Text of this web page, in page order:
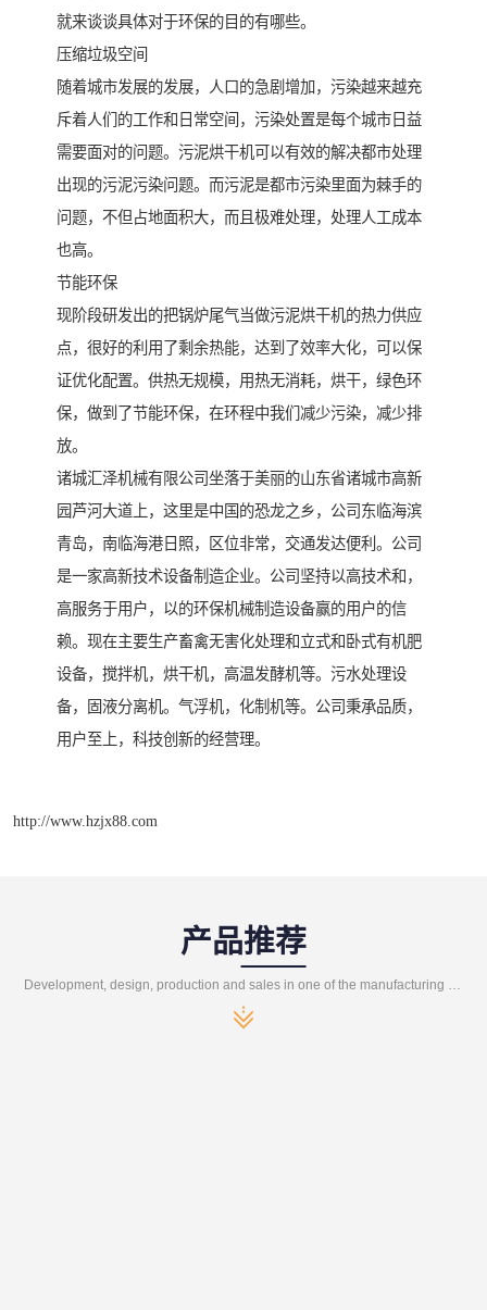
就来谈谈具体对于环保的目的有哪些。
压缩垃圾空间
随着城市发展的发展，人口的急剧增加，污染越来越充
斥着人们的工作和日常空间，污染处置是每个城市日益
需要面对的问题。污泥烘干机可以有效的解决都市处理
出现的污泥污染问题。而污泥是都市污染里面为棘手的
问题，不但占地面积大，而且极难处理，处理人工成本
也高。
节能环保
现阶段研发出的把锅炉尾气当做污泥烘干机的热力供应
点，很好的利用了剩余热能，达到了效率大化，可以保
证优化配置。供热无规模，用热无消耗，烘干，绿色环
保，做到了节能环保，在环程中我们减少污染，减少排
放。
诸城汇泽机械有限公司坐落于美丽的山东省诸城市高新
园芦河大道上，这里是中国的恐龙之乡，公司东临海滨
青岛，南临海港日照，区位非常，交通发达便利。公司
是一家高新技术设备制造企业。公司坚持以高技术和，
高服务于用户，以的环保机械制造设备赢的用户的信
赖。现在主要生产畜禽无害化处理和立式和卧式有机肥
设备，搅拌机，烘干机，高温发酵机等。污水处理设
备，固液分离机。气浮机，化制机等。公司秉承品质，
用户至上，科技创新的经营理。
http://www.hzjx88.com
产品推荐